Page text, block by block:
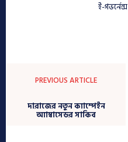
ই-গভর্নেন্স
PREVIOUS ARTICLE
দারাজের নতুন ক্যাম্পেইন
অ্যাম্বাসেডর সাকিব